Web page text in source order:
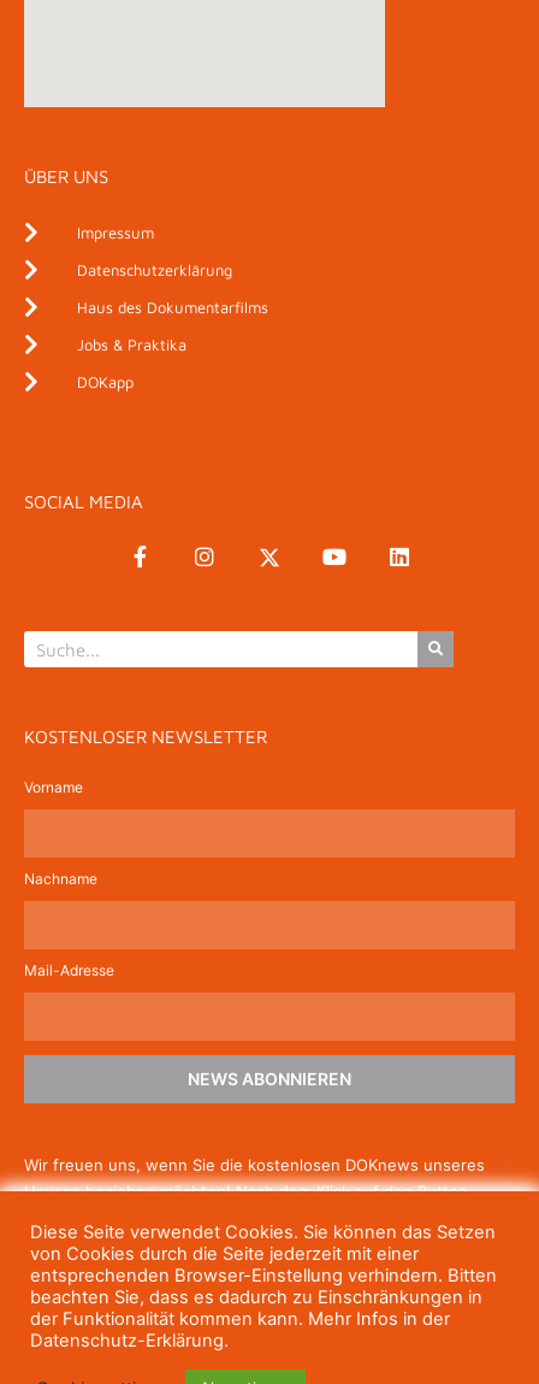
ÜBER UNS
Impressum
Datenschutzerklärung
Haus des Dokumentarfilms
Jobs & Praktika
DOKapp
SOCIAL MEDIA
KOSTENLOSER NEWSLETTER
Vorname
Nachname
Mail-Adresse
NEWS ABONNIEREN
Wir freuen uns, wenn Sie die kostenlosen DOKnews unseres
Hauses beziehen möchten! Nach dem Klick auf den Button
um die Newsletter-Anmeldung abzuschließen. Wenn Sie unsere
Gratis-News irgendwann nicht mehr erhalten wollen, können
Siesich jederzeit einfach wieder abmelden.
Diese Seite verwendet Cookies. Sie können das Setzen
von Cookies durch die Seite jederzeit mit einer
entsprechenden Browser-Einstellung verhindern. Bitten
beachten Sie, dass es dadurch zu Einschränkungen in
der Funktionalität kommen kann. Mehr Infos in der
Datenschutz-Erklärung.